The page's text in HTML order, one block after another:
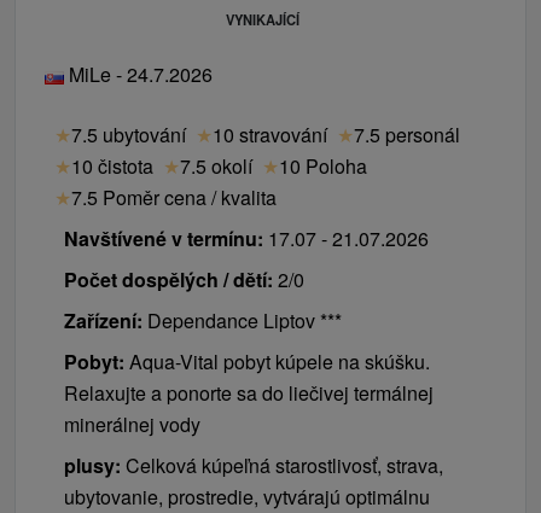
VYNIKAJÍCÍ
MiLe - 24.7.2026
★7.5 ubytování ★10 stravování ★7.5 personál
★10 čistota ★7.5 okolí ★10 Poloha
★7.5 Poměr cena / kvalita
Navštívené v termínu: 17.07 - 21.07.2026
Počet dospělých / dětí: 2/0
Zařízení: Dependance Liptov ***
Pobyt: Aqua-Vital pobyt kúpele na skúšku.
Relaxujte a ponorte sa do liečivej termálnej
minerálnej vody
plusy: Celková kúpeľná starostlivosť, strava,
ubytovanie, prostredie, vytvárajú optimálnu